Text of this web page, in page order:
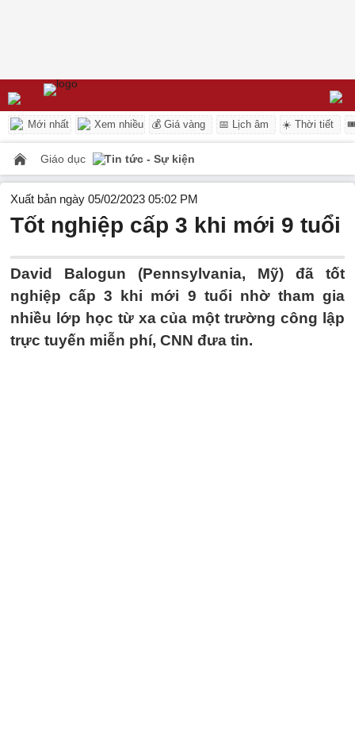
Mới nhất Xem nhiều 💰 Giá vàng 📅 Lịch âm ☀️ Thời tiết
Giáo dục Tin tức - Sự kiện
Xuất bản ngày 05/02/2023 05:02 PM
Tốt nghiệp cấp 3 khi mới 9 tuổi
David Balogun (Pennsylvania, Mỹ) đã tốt
nghiệp cấp 3 khi mới 9 tuổi nhờ tham gia
nhiều lớp học từ xa của một trường công lập
trực tuyến miễn phí, CNN đưa tin.